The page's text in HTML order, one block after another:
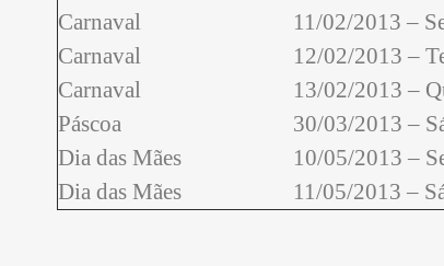
Carnaval
11/02/2013 –
Carnaval
12/02/2013 –
Carnaval
13/02/2013 –
Páscoa
30/03/2013 –
Dia das Mães
10/05/2013 –
Dia das Mães
11/05/2013 –